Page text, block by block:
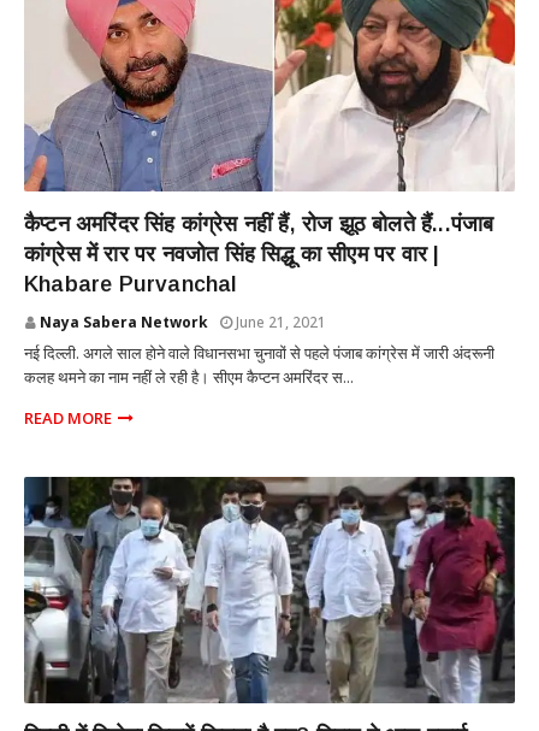
कैप्टन अमरिंदर सिंह कांग्रेस नहीं हैं, रोज झूठ बोलते हैं...पंजाब
कांग्रेस में रार पर नवजोत सिंह सिद्धू का सीएम पर वार |
Khabare Purvanchal
Naya Sabera Network June 21, 2021
नई दिल्ली. अगले साल होने वाले विधानसभा चुनावों से पहले पंजाब कांग्रेस में जारी अंदरूनी
कलह थमने का नाम नहीं ले रही है। सीएम कैप्टन अमरिंदर स...
READ MORE